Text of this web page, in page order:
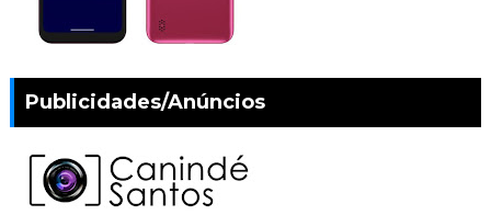
Publicidades/Anúncios